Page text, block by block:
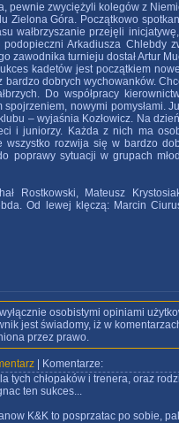
pewnie zwyciężyli kolegów z
Zielona Góra. Początkowo
wałbrzyszanie przejęli
Arkadiusza Chlebdy
zawodnika turnieju dostał Artur
kadetów jest początkiem
bardzo dobrych wychowanków.
Do współpracy
nowymi pomysłami.
– wyjaśnia Kozłowicz. Na
i juniorzy. Każda z nich ma
rozwija się w bardzo
poprawy sytuacji w grupach
Rostkowski, Mateusz
Od lewej klęczą: Marcin
osobistymi opiniami
jest świadomy, iż w
przez prawo.
| Komentarze:
tych chłopaków i trenera, oraz
ten sukces...
K&K to posprzatac po sobie,